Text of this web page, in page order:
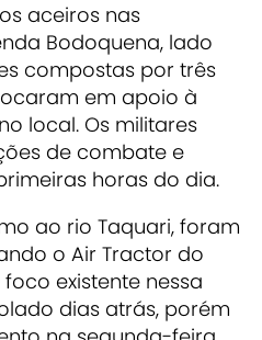
aceiros nas
Bodoquena, lado
compostas por três
em apoio à
local. Os militares
de combate e
horas do dia.
ao rio Taquari, foram
o Air Tractor do
existente nessa
dias atrás, porém